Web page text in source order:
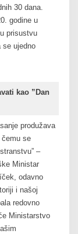
30 dana.
godine u
prisustvu
se ujedno
kao ”Dan
produžava
se
–
Ministar
odavno
i našoj
redovno
Ministarstvo